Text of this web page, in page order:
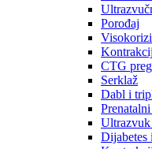
Porođaj
CTG
Serklaž
Dabl i
Dijabetes